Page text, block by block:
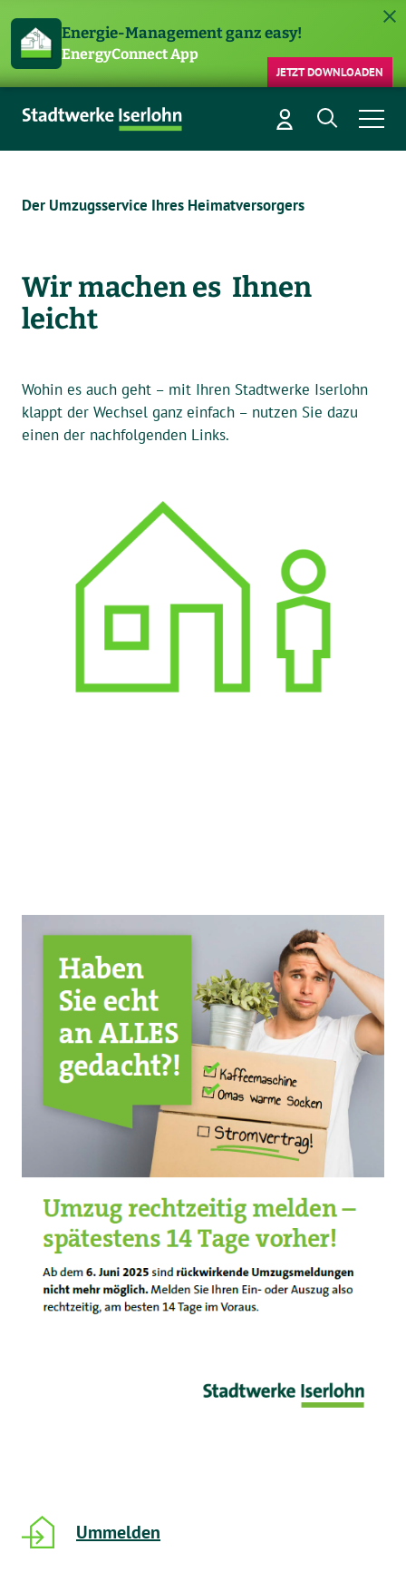
Energie-Management ganz easy!
EnergyConnect App
JETZT DOWNLOADEN
Der Umzugsservice Ihres Heimatversorgers
Wir machen es Ihnen
leicht
Wohin es auch geht – mit Ihren Stadtwerke Iserlohn
klappt der Wechsel ganz einfach – nutzen Sie dazu
einen der nachfolgenden Links.
Ummelden